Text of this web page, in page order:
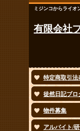
ミジンコからライオ
有限会社
特定商取引法
徒然日記ブロ
物件募集
アルバイト/